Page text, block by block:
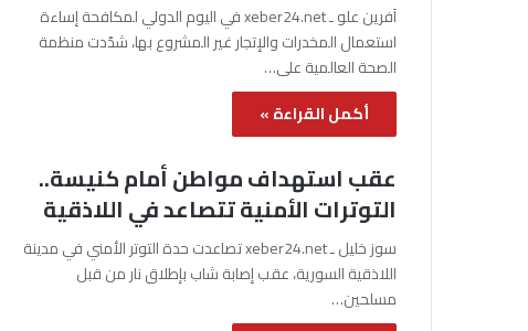
آفرين علو ـ xeber24.net في اليوم الدولي لمكافحة إساءة
استعمال المخدرات والإتجار غير المشروع بها، شدّدت منظمة
الصحة العالمية على…
أكمل القراءة »
عقب استهداف مواطن أمام كنيسة..
التوترات الأمنية تتصاعد في اللاذقية
سوز خليل ـ xeber24.net تصاعدت حدة التوتر الأمني في مدينة
اللاذقية السورية، عقب إصابة شاب بإطلاق نار من قبل
مسلحين…